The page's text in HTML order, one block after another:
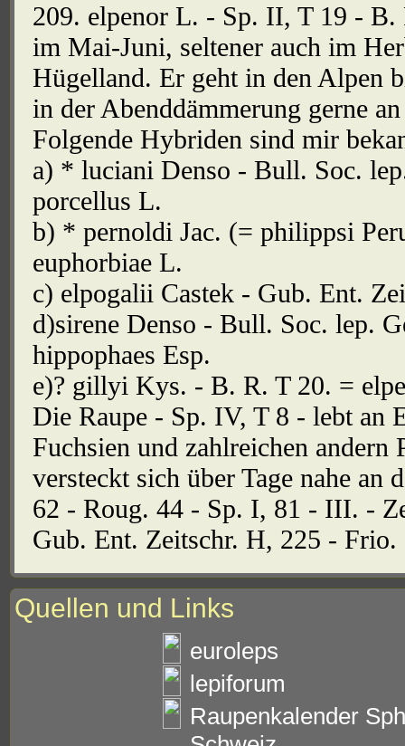
209. elpenor L. - Sp. II, T 19 -
im Mai-Juni, seltener auch im
Hügelland. Er geht in den Alpen
in der Abenddämmerung gerne
Folgende Hybriden sind mir
a) * luciani Denso - Bull. Soc.
porcellus L.
b) * pernoldi Jac. (= philippsi
euphorbiae L.
c) elpogalii Castek - Gub. Ent.
d)sirene Denso - Bull. Soc. lep.
hippophaes Esp.
e)? gillyi Kys. - B. R. T 20. =
Die Raupe - Sp. IV, T 8 - lebt an
Fuchsien und zahlreichen andern
versteckt sich über Tage nahe
62 - Roug. 44 - Sp. I, 81 - III. -
Gub. Ent. Zeitschr. H, 225 -
Quellen und Links
euroleps
lepiforum
Raupenkalender